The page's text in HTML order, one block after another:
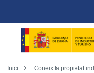
Inici
Coneix la propietat